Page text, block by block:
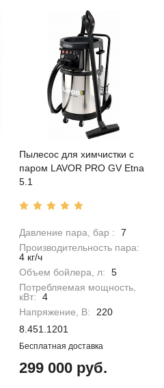
Пылесос для химчистки с
паром LAVOR PRO GV Etna
5.1
Давление пара, бар :
7
Производительность пара:
4 кг/ч
Объем бойлера, л:
5
Потребляемая мощность,
кВт:
4
Напряжение, В:
220
8.451.1201
Бесплатная доставка
299 000 руб.